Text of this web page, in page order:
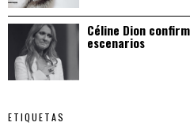
Céline Dion
escenarios
ETIQUETAS